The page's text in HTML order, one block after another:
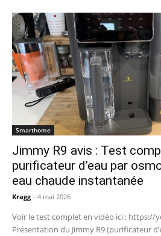
Smarthome
Jimmy R9 avis : Test
purificateur d’eau par
eau chaude instantanée
Kragg - 4 mai 2026
Voir le test complet en vidéo ici : https://
Présentation du Jimmy R9 (purificateur